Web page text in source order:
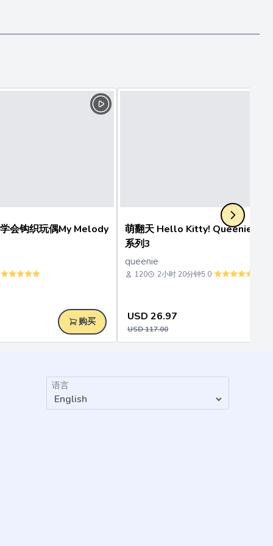
会钩织玩偶My Melody
购买
萌翻天 Hello Kitty! Queenie 手
系列3
queenie
120 2小时 20分钟5.0
USD 26.97
USD117.00
语言